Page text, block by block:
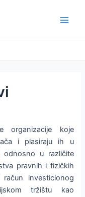
organizacije koje
i plasiraju ih u
odnosno u različite
pravnih i fizičkih
investicionog
tržištu kao